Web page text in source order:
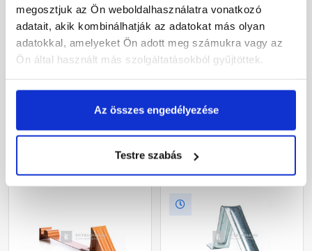
megosztjuk az Ön weboldalhasználatra vonatkozó
adatait, akik kombinálhatják az adatokat más olyan
adatokkal, amelyeket Ön adott meg számukra vagy az
Ön által használt más szolgáltatásokból gyűjtöttek.
Az összes engedélyezése
Testre szabás
Fém hófogó Balance
cseréphez téglavörös
Rendelésre
Fém hófogó Twist
cseréphez téglavörös
Rendelésre
530 Ft/ db